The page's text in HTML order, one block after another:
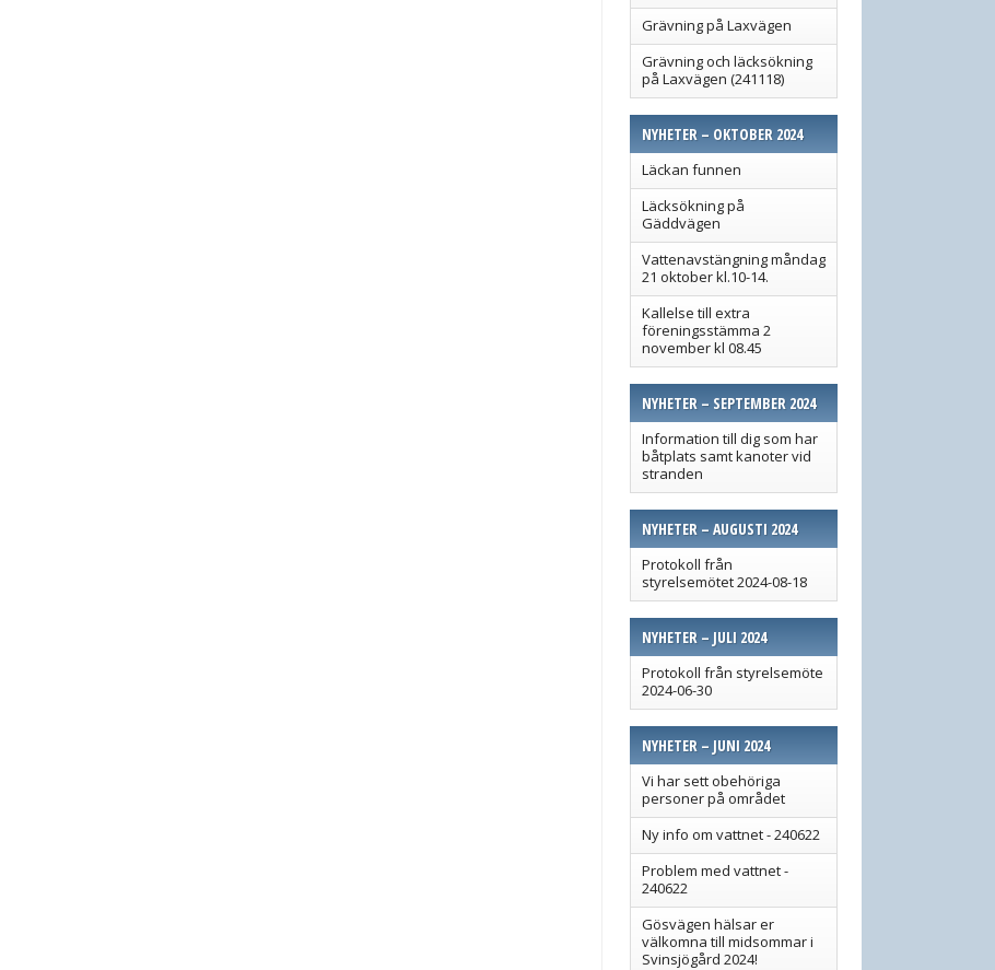
Grävning på Laxvägen
Grävning och läcksökning
på Laxvägen (241118)
NYHETER – OKTOBER 2024
Läckan funnen
Läcksökning på
Gäddvägen
Vattenavstängning måndag
21 oktober kl.10-14.
Kallelse till extra
föreningsstämma 2
november kl 08.45
NYHETER – SEPTEMBER 2024
Information till dig som har
båtplats samt kanoter vid
stranden
NYHETER – AUGUSTI 2024
Protokoll från
styrelsemötet 2024-08-18
NYHETER – JULI 2024
Protokoll från styrelsemöte
2024-06-30
NYHETER – JUNI 2024
Vi har sett obehöriga
personer på området
Ny info om vattnet - 240622
Problem med vattnet -
240622
Gösvägen hälsar er
välkomna till midsommar i
Svinsjögård 2024!